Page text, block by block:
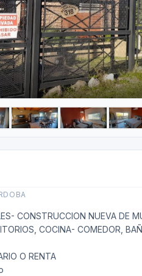
CONSTRUCCION NUEVA DE
COCINA- COMEDOR,
O RENTA